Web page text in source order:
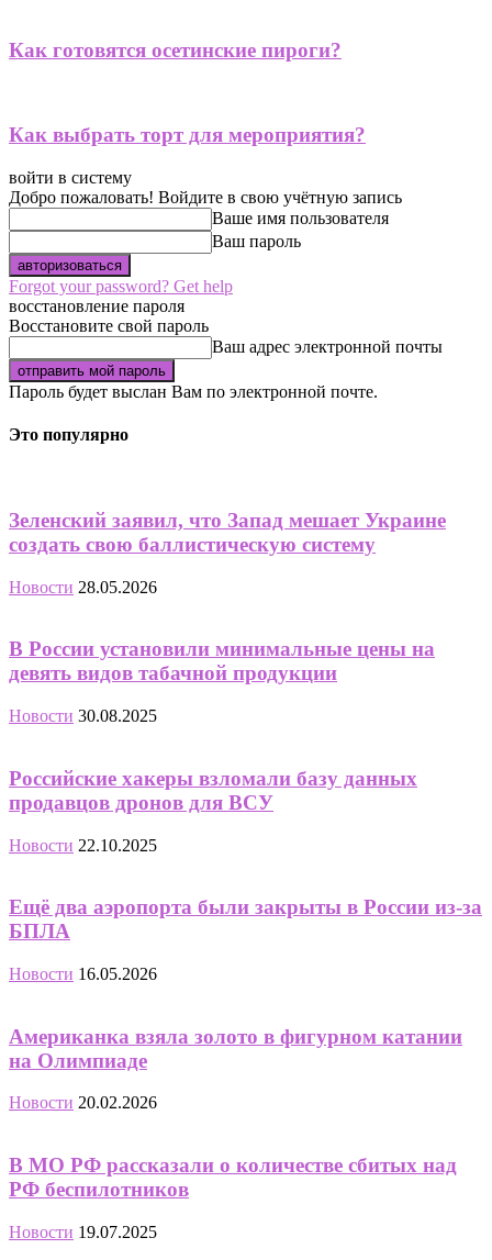
Как готовятся осетинские пироги?
Как выбрать торт для мероприятия?
войти в систему
Добро пожаловать! Войдите в свою учётную запись
Ваше имя пользователя
Ваш пароль
Forgot your password? Get help
восстановление пароля
Восстановите свой пароль
Ваш адрес электронной почты
Пароль будет выслан Вам по электронной почте.
Это популярно
Зеленский заявил, что Запад мешает Украине
создать свою баллистическую систему
Новости 28.05.2026
В России установили минимальные цены на
девять видов табачной продукции
Новости 30.08.2025
Российские хакеры взломали базу данных
продавцов дронов для ВСУ
Новости 22.10.2025
Ещё два аэропорта были закрыты в России из-за
БПЛА
Новости 16.05.2026
Американка взяла золото в фигурном катании
на Олимпиаде
Новости 20.02.2026
В МО РФ рассказали о количестве сбитых над
РФ беспилотников
Новости 19.07.2025